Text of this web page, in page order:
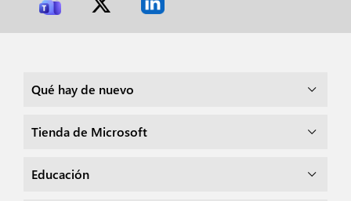
Qué hay de nuevo
Tienda de Microsoft
Educación